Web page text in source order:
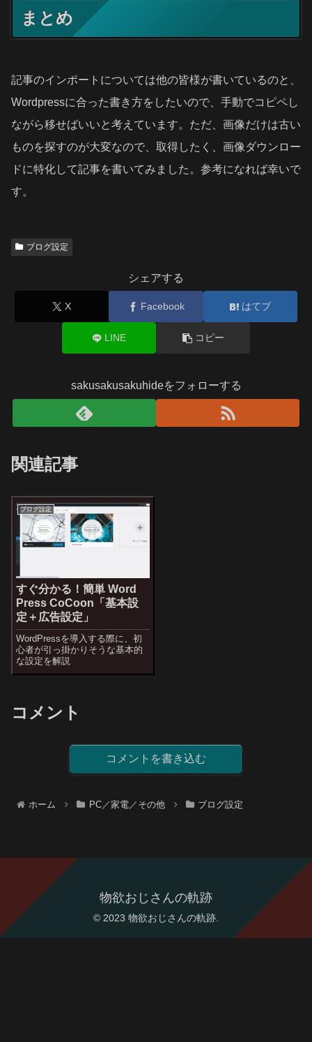
まとめ
記事のインポートについては他の皆様が書いているのと、
Wordpressに合った書き方をしたいので、手動でコピペし
ながら移せばいいと考えています。ただ、画像だけは古い
ものを探すのが大変なので、取得したく、画像ダウンロー
ドに特化して記事を書いてみました。参考になれば幸いで
す。
ブログ設定
シェアする
X Facebook はてブ
LINE コピー
sakusakusakuhideをフォローする
関連記事
ブログ設定
すぐ分かる！簡単 Word
Press CoCoon「基本設
定＋広告設定」
WordPressを導入する際に、初
心者が引っ掛かりそうな基本的
な設定を解説
コメント
コメントを書き込む
ホーム PC／家電／その他 ブログ設定
物欲おじさんの軌跡
© 2023 物欲おじさんの軌跡.